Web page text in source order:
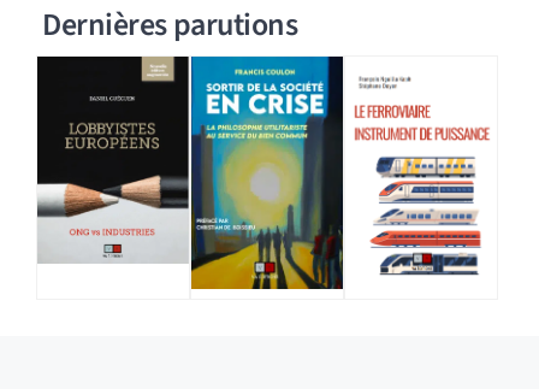
Dernières parutions